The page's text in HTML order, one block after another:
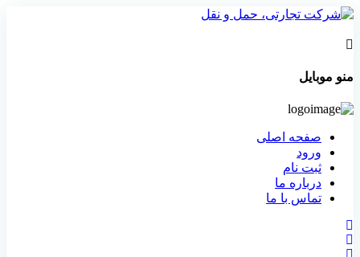
منو موبایل
صفحه اصلی
ورود
ثبت نام
درباره ما
تماس با ما